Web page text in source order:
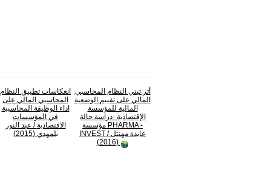
انعكاسات تطبيق النظام
المحاسبي المالي على
اداء الوظيفة المحاسبية
في المؤسسات
الاقتصادية/ عبد النور
بلمهدي (2015)
أثر تبني النظام المحاسبي
المالي على تقييم الوضعية
المالية للمؤسسة
الإقتصادية -دراسة حالة
مؤسسة PHARMA -
INVEST / عايدة مهنتل
(2016)